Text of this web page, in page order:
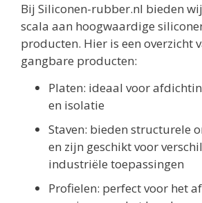
Bij Siliconen-rubber.nl bieden
scala aan hoogwaardige
producten. Hier is een overzicht
gangbare producten:
Platen: ideaal voor
en isolatie
Staven: bieden structurele
en zijn geschikt voor
industriële toepassingen
Profielen: perfect voor het